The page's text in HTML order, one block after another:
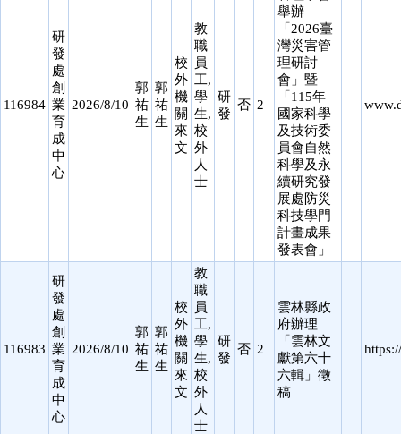
116984
研
發
處
創
業
育
成
中
心
2026/8/10
郭
祐
生
郭
祐
生
校
外
機
關
來
文
教
職
員
工,
學
生,
校
外
人
士
研
發
否 2
舉辦
「2026臺
灣災害管
理研討
會」暨
「115年
國家科學
及技術委
員會自然
科學及永
續研究發
展處防災
科技學門
計畫成果
發表會」
116983
研
發
處
創
業
育
成
中
心
2026/8/10
郭
祐
生
郭
祐
生
校
外
機
關
來
文
教
職
員
工,
學
生,
校
外
人
士
研
發
否 2
雲林縣政
府辦理
「雲林文
獻第六十
六輯」徵
稿